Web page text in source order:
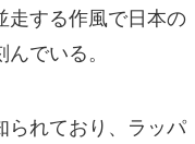
走する作風で日本の
でいる。
れており、ラッパ